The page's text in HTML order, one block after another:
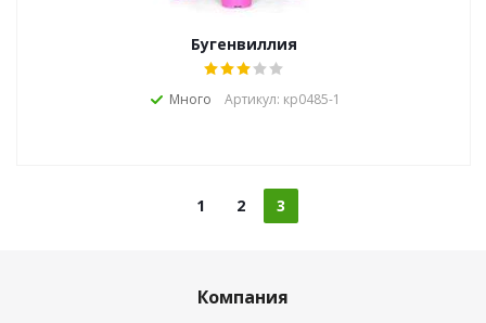
Бугенвиллия
Много Артикул: кр0485-1
1 2 3
Компания